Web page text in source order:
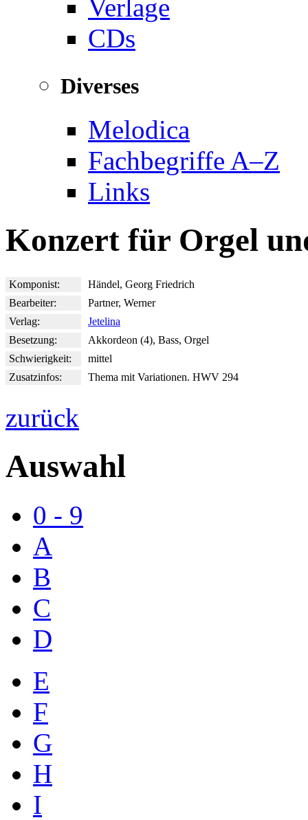
Verlage
CDs
Diverses
Melodica
Fachbegriffe A–Z
Links
Konzert für Orgel
Komponist:
Händel, Georg Friedrich
Bearbeiter:
Partner, Werner
Verlag:
Jetelina
Besetzung:
Akkordeon (4), Bass, Orgel
Schwierigkeit:
mittel
Zusatzinfos:
Thema mit Variationen. HWV 294
zurück
Auswahl
0 - 9
A
B
C
D
E
F
G
H
I